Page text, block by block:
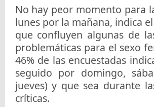
No hay peor momento para
lunes por la mañana, indica
que confluyen algunas de
problemáticas para el sexo
46% de las encuestadas
seguido por domingo,
jueves) y que sea durante
críticas.